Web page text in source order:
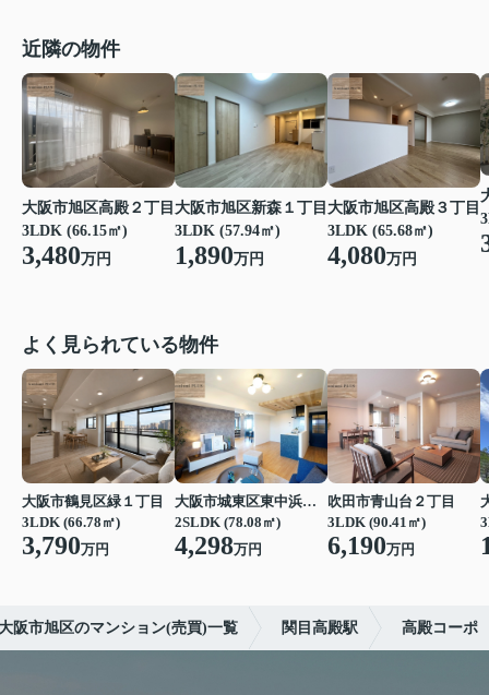
近隣の物件
大阪市旭区高殿２丁目
3LDK (66.15㎡)
3,480万円
大阪市旭区新森１丁目
3LDK (57.94㎡)
1,890万円
大阪市旭区高殿３丁目
3LDK (65.68㎡)
4,080万円
よく見られている物件
大阪市鶴見区緑１丁目
3LDK (66.78㎡)
3,790万円
大阪市城東区東中浜６丁目
2SLDK (78.08㎡)
4,298万円
吹田市青山台２丁目
3LDK (90.41㎡)
6,190万円
阪市旭区のマンション(売買)一覧 関目高殿駅 高殿コーポ